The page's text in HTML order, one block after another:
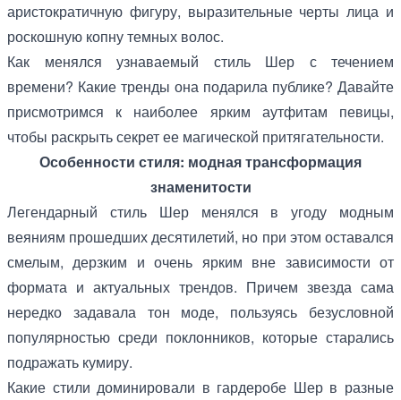
аристократичную фигуру, выразительные черты лица и
роскошную копну темных волос.
Как менялся узнаваемый стиль Шер с течением
времени? Какие тренды она подарила публике? Давайте
присмотримся к наиболее ярким аутфитам певицы,
чтобы раскрыть секрет ее магической притягательности.
Особенности стиля: модная трансформация
знаменитости
Легендарный стиль Шер менялся в угоду модным
веяниям прошедших десятилетий, но при этом оставался
смелым, дерзким и очень ярким вне зависимости от
формата и актуальных трендов. Причем звезда сама
нередко задавала тон моде, пользуясь безусловной
популярностью среди поклонников, которые старались
подражать кумиру.
Какие стили доминировали в гардеробе Шер в разные